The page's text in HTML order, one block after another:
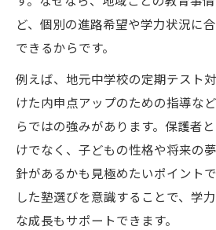
母親が重視したい塾の学
塾の本質を見抜く母親な
塾のサポート体制が母親
理由
塾選びで母親が感じる不
塾の学生指導で母親が
学習意欲を引き出す指導法と
塾が学習意欲を高めるた
ど、個別の進路希望や学力状況に
できるからです。
例えば、地元中学校の定期テスト
けた内申点アップのための指導な
らではの強みがあります。保護者
けでなく、子どもの性格や将来の
針があるかも見極めたいポイント
した塾選びを意識することで、学
な成長もサポートできます。